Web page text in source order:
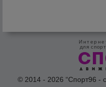
для
© 2014 - 2026 “Спорт96 -